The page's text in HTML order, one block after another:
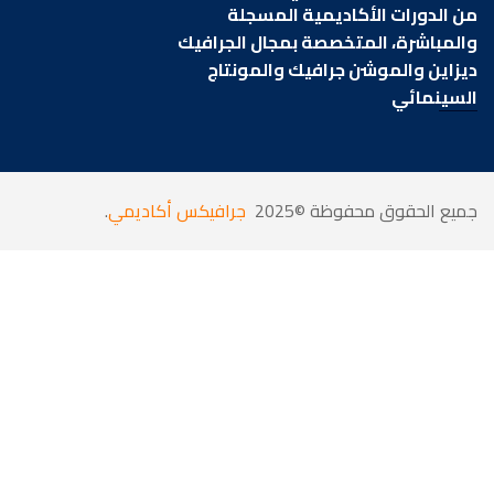
من الدورات الأكاديمية المسجلة
والمباشرة، المتخصصة بمجال الجرافيك
ديزاين والموشن جرافيك والمونتاج
السينمائي
جميع الحقوق محفوظة ©2025 جرافيكس أكاديمي.